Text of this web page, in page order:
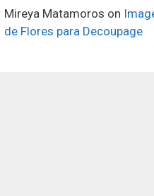
Mireya Matamoros on
de Flores para Decoupage